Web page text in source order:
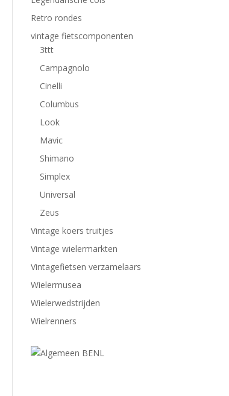
Retro rondes
vintage fietscomponenten
3ttt
Campagnolo
Cinelli
Columbus
Look
Mavic
Shimano
Simplex
Universal
Zeus
Vintage koers truitjes
Vintage wielermarkten
Vintagefietsen verzamelaars
Wielermusea
Wielerwedstrijden
Wielrenners